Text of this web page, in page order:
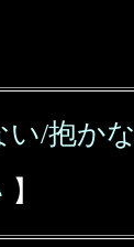
い/抱かな
】